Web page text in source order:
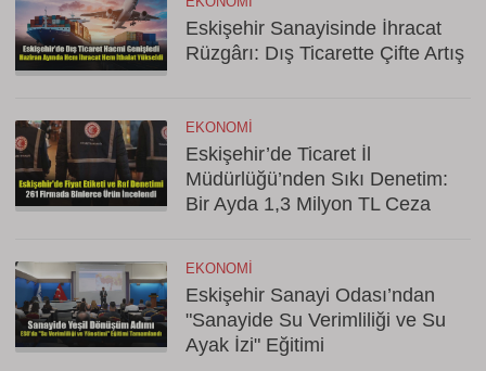
Eskişehir Sanayisinde İhracat
Rüzgârı: Dış Ticarette Çifte Artış
EKONOMI
Eskişehir’de Ticaret İl
Müdürlüğü’nden Sıkı Denetim:
Bir Ayda 1,3 Milyon TL Ceza
EKONOMI
Eskişehir Sanayi Odası’ndan
"Sanayide Su Verimliliği ve Su
Ayak İzi" Eğitimi